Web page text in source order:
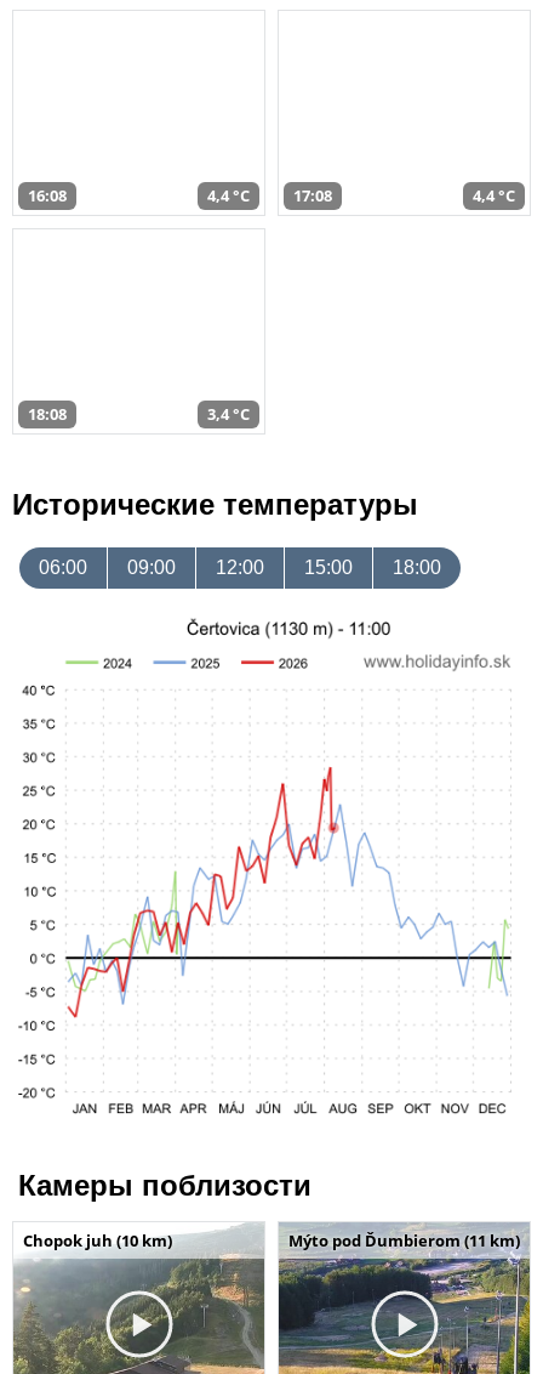
16:08 4,4 °C 17:08 4,4 °C
18:08 3,4 °C
Исторические температуры
06:00 09:00 12:00 15:00 18:00
Камеры поблизости
Chopok juh (10 km) Mýto pod Ďumbierom (11 km)